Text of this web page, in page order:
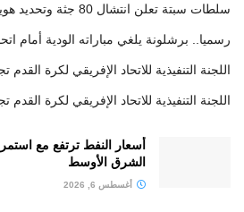
سلطات سبتة تعلن انتشال 80 جثة وتحديد هوية أربعة ضحايا
رسميا.. برشلونة يلغي مباراته الودية أمام
اللجنة التنفيذية للاتحاد الإفريقي لكرة القدم
اللجنة التنفيذية للاتحاد الإفريقي لكرة القدم
أسعار النفط ترتفع مع
الشرق الأوسط
أغسطس 6, 2026